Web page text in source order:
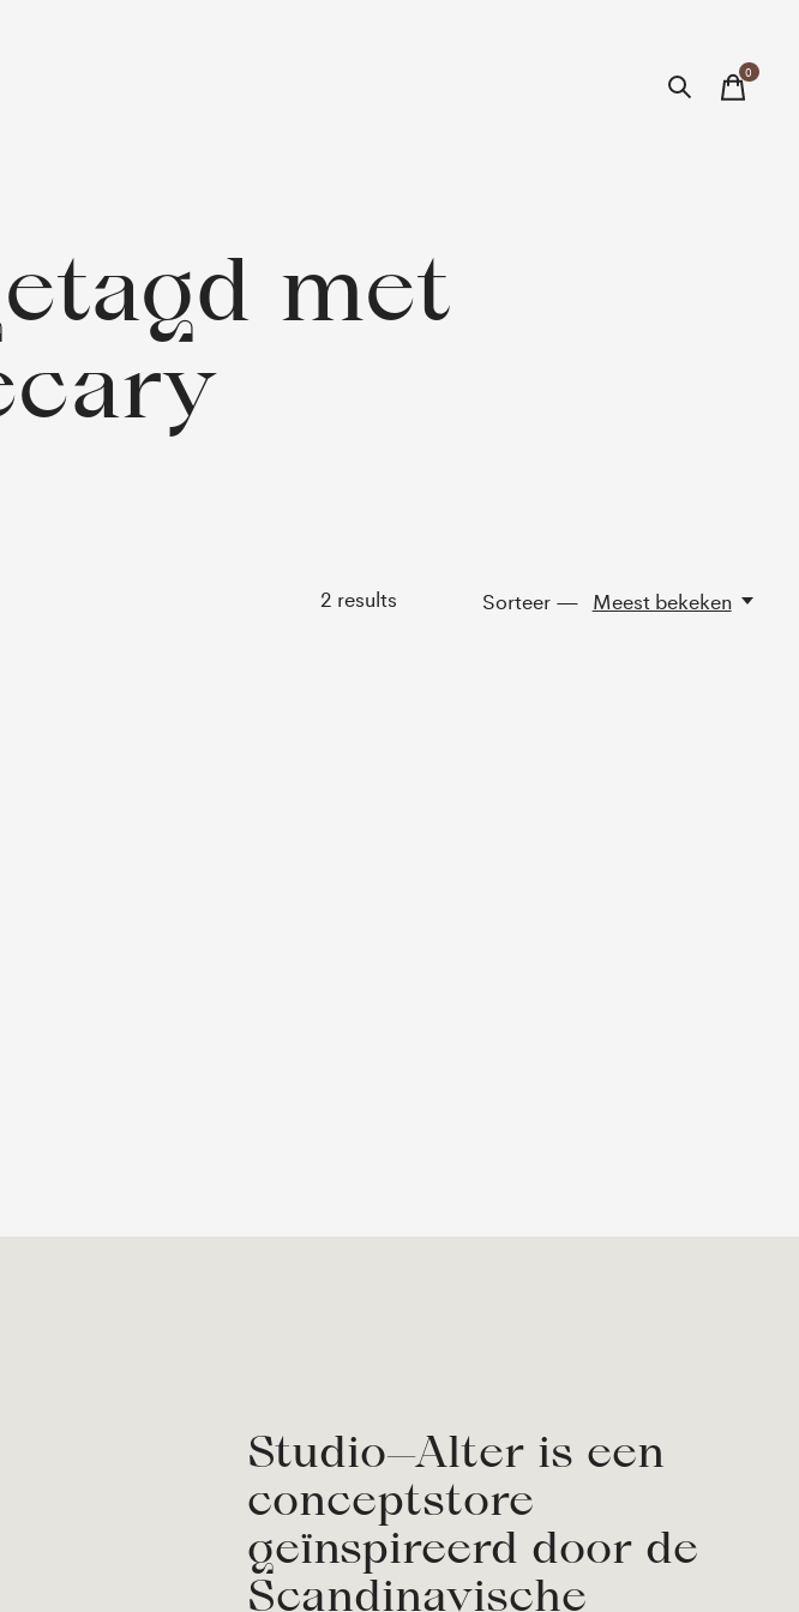
0items
met
2 results Sorteer — Meest bekeken
Studio—Alter is een
conceptstore
geïnspireerd door de
Scandinavische